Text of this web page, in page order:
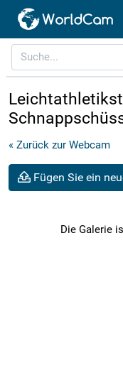
« Zurück zur Webcam
Fügen Sie ein
Die Galerie